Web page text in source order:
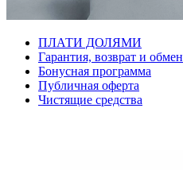
ПЛАТИ ДОЛЯМИ
Гарантия, возврат и обмен
Бонусная программа
Публичная оферта
Чистящие средства